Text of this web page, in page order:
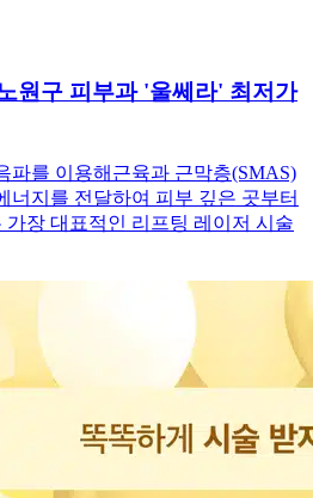
원구 피부과 '울쎄라' 최저가
파를 이용해근육과 근막층(SMAS)
너지를 전달하여 피부 깊은 곳부터
장 대표적인 리프팅 레이저 시술